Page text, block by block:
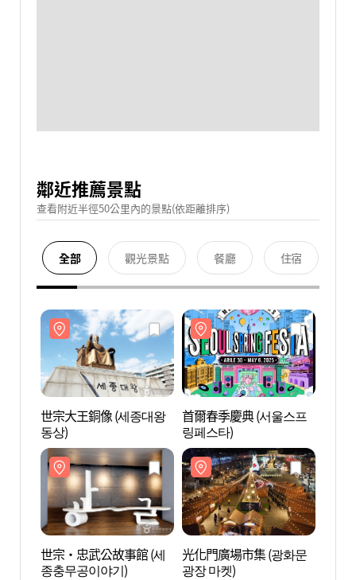
鄰近推薦景點
查看附近半徑50公里內的景點(依距離排序)
全部 觀光景點 餐廳 住宿
世宗大王銅像 (세종대왕
동상)
首爾春季慶典 (서울스프
링페스타)
世宗‧忠武公故事館 (세
종충무공이야기)
光化門廣場市集 (광화문
광장 마켓)